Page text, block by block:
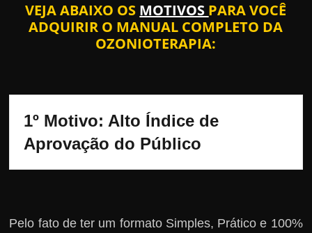
VEJA ABAIXO OS MOTIVOS PARA VOCÊ
ADQUIRIR O MANUAL COMPLETO DA
OZONIOTERAPIA:
1º Motivo: Alto Índice de
Aprovação do Público
Pelo fato de ter um formato Simples, Prático e 100%